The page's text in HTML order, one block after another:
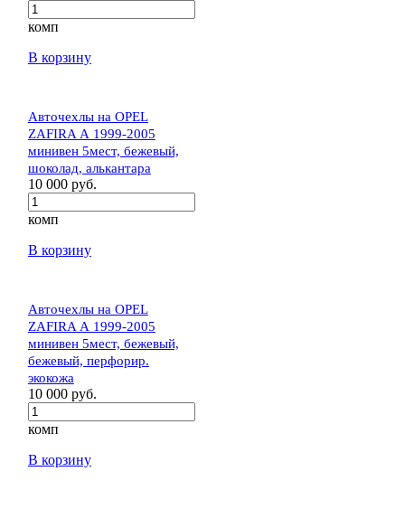
комп
В корзину
Авточехлы на OPEL
ZAFIRA А 1999-2005
минивен 5мест, бежевый,
шоколад, алькантара
10 000 руб.
комп
В корзину
Авточехлы на OPEL
ZAFIRA А 1999-2005
минивен 5мест, бежевый,
бежевый, перфорир.
экокожа
10 000 руб.
комп
В корзину